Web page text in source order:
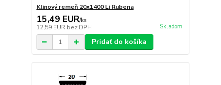
Klinový remeň 20x1400 Li Rubena
15,49 EUR/ks
12,59 EUR bez DPH Skladom
Pridať do košíka